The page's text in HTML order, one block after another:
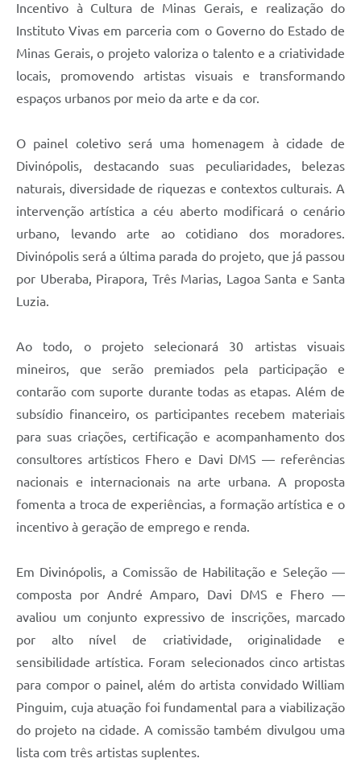
Incentivo à Cultura de Minas Gerais, e realização do
Instituto Vivas em parceria com o Governo do Estado de
Minas Gerais, o projeto valoriza o talento e a criatividade
locais, promovendo artistas visuais e transformando
espaços urbanos por meio da arte e da cor.
O painel coletivo será uma homenagem à cidade de
Divinópolis, destacando suas peculiaridades, belezas
naturais, diversidade de riquezas e contextos culturais. A
intervenção artística a céu aberto modificará o cenário
urbano, levando arte ao cotidiano dos moradores.
Divinópolis será a última parada do projeto, que já passou
por Uberaba, Pirapora, Três Marias, Lagoa Santa e Santa
Luzia.
Ao todo, o projeto selecionará 30 artistas visuais
mineiros, que serão premiados pela participação e
contarão com suporte durante todas as etapas. Além de
subsídio financeiro, os participantes recebem materiais
para suas criações, certificação e acompanhamento dos
consultores artísticos Fhero e Davi DMS — referências
nacionais e internacionais na arte urbana. A proposta
fomenta a troca de experiências, a formação artística e o
incentivo à geração de emprego e renda.
Em Divinópolis, a Comissão de Habilitação e Seleção —
composta por André Amparo, Davi DMS e Fhero —
avaliou um conjunto expressivo de inscrições, marcado
por alto nível de criatividade, originalidade e
sensibilidade artística. Foram selecionados cinco artistas
para compor o painel, além do artista convidado William
Pinguim, cuja atuação foi fundamental para a viabilização
do projeto na cidade. A comissão também divulgou uma
lista com três artistas suplentes.